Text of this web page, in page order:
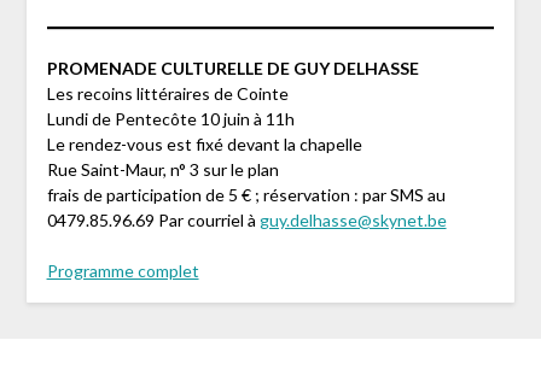
PROMENADE CULTURELLE DE GUY DELHASSE
Les recoins littéraires de Cointe
Lundi de Pentecôte 10 juin à 11h
Le rendez-vous est fixé devant la chapelle
Rue Saint-Maur, n° 3 sur le plan
frais de participation de 5 € ; réservation : par SMS au
0479.85.96.69 Par courriel à guy.delhasse@skynet.be
Programme complet